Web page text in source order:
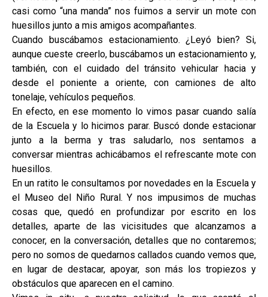
casi como “una manda” nos fuimos a servir un mote con
huesillos junto a mis amigos acompañantes.
Cuando buscábamos estacionamiento. ¿Leyó bien? Si,
aunque cueste creerlo, buscábamos un estacionamiento y,
también, con el cuidado del tránsito vehicular hacia y
desde el poniente a oriente, con camiones de alto
tonelaje, vehículos pequeños.
En efecto, en ese momento lo vimos pasar cuando salía
de la Escuela y lo hicimos parar. Buscó donde estacionar
junto a la berma y tras saludarlo, nos sentamos a
conversar mientras achicábamos el refrescante mote con
huesillos.
En un ratito le consultamos por novedades en la Escuela y
el Museo del Niño Rural. Y nos impusimos de muchas
cosas que, quedó en profundizar por escrito en los
detalles, aparte de las vicisitudes que alcanzamos a
conocer, en la conversación, detalles que no contaremos;
pero no somos de quedarnos callados cuando vemos que,
en lugar de destacar, apoyar, son más los tropiezos y
obstáculos que aparecen en el camino.